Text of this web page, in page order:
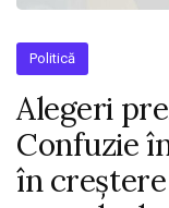
Politică
Alegeri
Confuzie
în